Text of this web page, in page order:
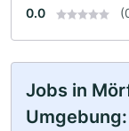
0.0
Jobs in